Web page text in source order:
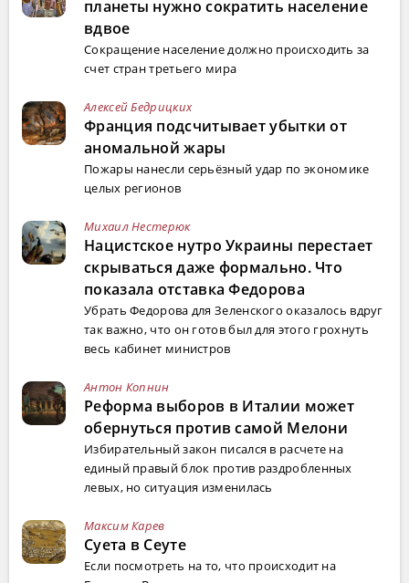
планеты нужно сократить население
вдвое
Сокращение население должно происходить за
счет стран третьего мира
Алексей Бедрицких
Франция подсчитывает убытки от
аномальной жары
Пожары нанесли серьёзный удар по экономике
целых регионов
Михаил Нестерюк
Нацистское нутро Украины перестает
скрываться даже формально. Что
показала отставка Федорова
Убрать Федорова для Зеленского оказалось вдруг
так важно, что он готов был для этого грохнуть
весь кабинет министров
Антон Копнин
Реформа выборов в Италии может
обернуться против самой Мелони
Избирательный закон писался в расчете на
единый правый блок против раздробленных
левых, но ситуация изменилась
Максим Карев
Суета в Сеуте
Если посмотреть на то, что происходит на